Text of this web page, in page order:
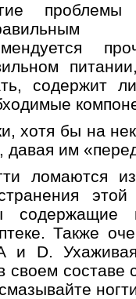
содержит
хотя бы на
давая им
ломаются
этой
содержащие
Также
и D.
своем